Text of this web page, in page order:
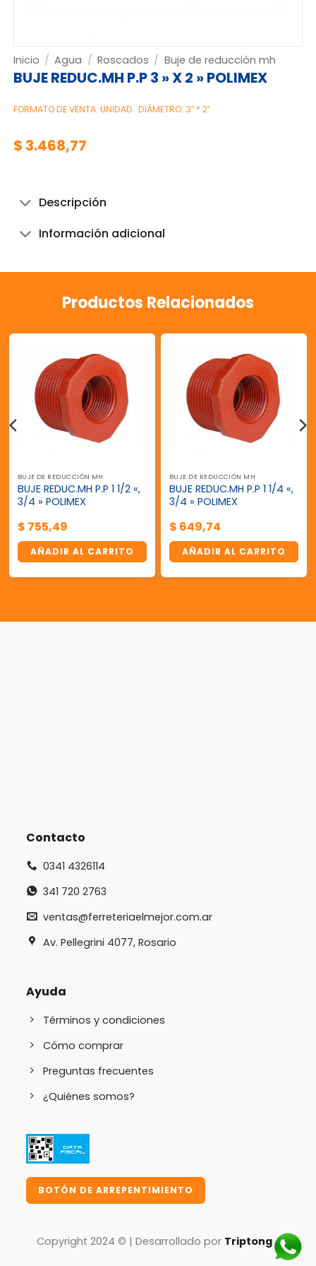
Inicio / Agua / Roscados / Buje de reducción mh
BUJE REDUC.MH P.P 3 » X 2 » POLIMEX
FORMATO DE VENTA: UNIDAD DIÁMETRO: 3″ * 2″
$ 3.468,77
Descripción
Información adicional
Productos Relacionados
BUJE DE REDUCCIÓN MH
BUJE REDUC.MH P.P 1 1/2 «,
3/4 » POLIMEX
$ 755,49
AÑADIR AL CARRITO
BUJE DE REDUCCIÓN MH
BUJE REDUC.MH P.P 1 1/4 «,
3/4 » POLIMEX
$ 649,74
AÑADIR AL CARRITO
Contacto
0341 4326114
341 720 2763
ventas@ferreteriaelmejor.com.ar
Av. Pellegrini 4077, Rosario
Ayuda
Términos y condiciones
Cómo comprar
Preguntas frecuentes
¿Quiénes somos?
BOTÓN DE ARREPENTIMIENTO
Copyright 2024 © | Desarrollado por Triptongo